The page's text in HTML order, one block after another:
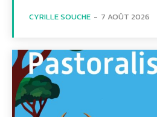
CYRILLE SOUCHE - 7 AOÛT 2026